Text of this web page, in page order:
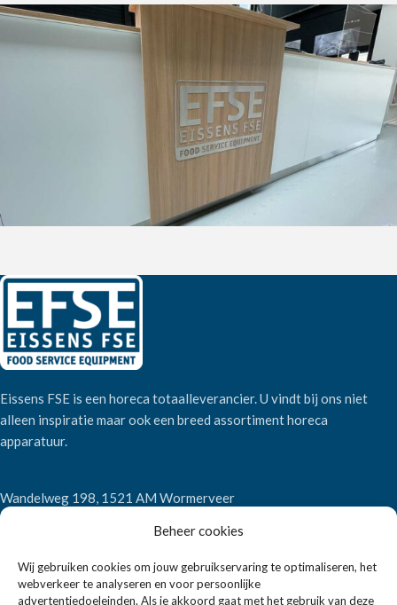
Beheer cookies
Wij gebruiken cookies om jouw gebruikservaring te optimaliseren, het
webverkeer te analyseren en voor persoonlijke
advertentiedoeleinden. Als je akkoord gaat met het gebruik van deze
Eissens FSE is een horeca totaalleverancier. U vindt bij ons niet
alleen inspiratie maar ook een breed assortiment horeca
apparatuur.
Wandelweg 198, 1521 AM Wormerveer
verkoop@eissensfse.nl
KLANTENSERVICE